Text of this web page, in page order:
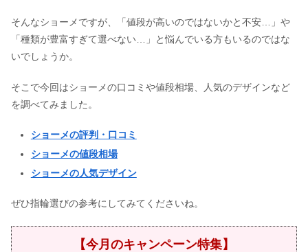
そんなショーメですが、「値段が高いのではないかと不安…」や
「種類が豊富すぎて選べない…」と悩んでいる方もいるのではな
いでしょうか。
そこで今回はショーメの口コミや値段相場、人気のデザインなど
を調べてみました。
ショーメの評判・口コミ
ショーメの値段相場
ショーメの人気デザイン
ぜひ指輪選びの参考にしてみてくださいね。
【今月のキャンペーン特集】